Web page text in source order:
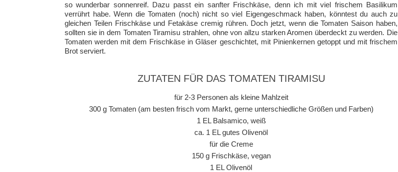
so wunderbar sonnenreif. Dazu passt ein sanfter Frischkäse, denn ich mit viel frischem Basilikum
verrührt habe. Wenn die Tomaten (noch) nicht so viel Eigengeschmack haben, könntest du auch zu
gleichen Teilen Frischkäse und Fetakäse cremig rühren. Doch jetzt, wenn die Tomaten Saison haben,
sollten sie in dem Tomaten Tiramisu strahlen, ohne von allzu starken Aromen überdeckt zu werden. Die
Tomaten werden mit dem Frischkäse in Gläser geschichtet, mit Pinienkernen getoppt und mit frischem
Brot serviert.
ZUTATEN FÜR DAS TOMATEN TIRAMISU
für 2-3 Personen als kleine Mahlzeit
300 g Tomaten (am besten frisch vom Markt, gerne unterschiedliche Größen und Farben)
1 EL Balsamico, weiß
ca. 1 EL gutes Olivenöl
für die Creme
150 g Frischkäse, vegan
1 EL Olivenöl